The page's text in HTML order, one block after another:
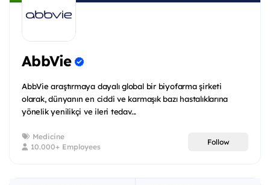
AbbVie
AbbVie araştırmaya dayalı global bir biyofarma şirketi
olarak, dünyanın en ciddi ve karmaşık bazı hastalıklarına
yönelik yenilikçi ve ileri tedav...
Medicine
10.000+ Employees
Follow